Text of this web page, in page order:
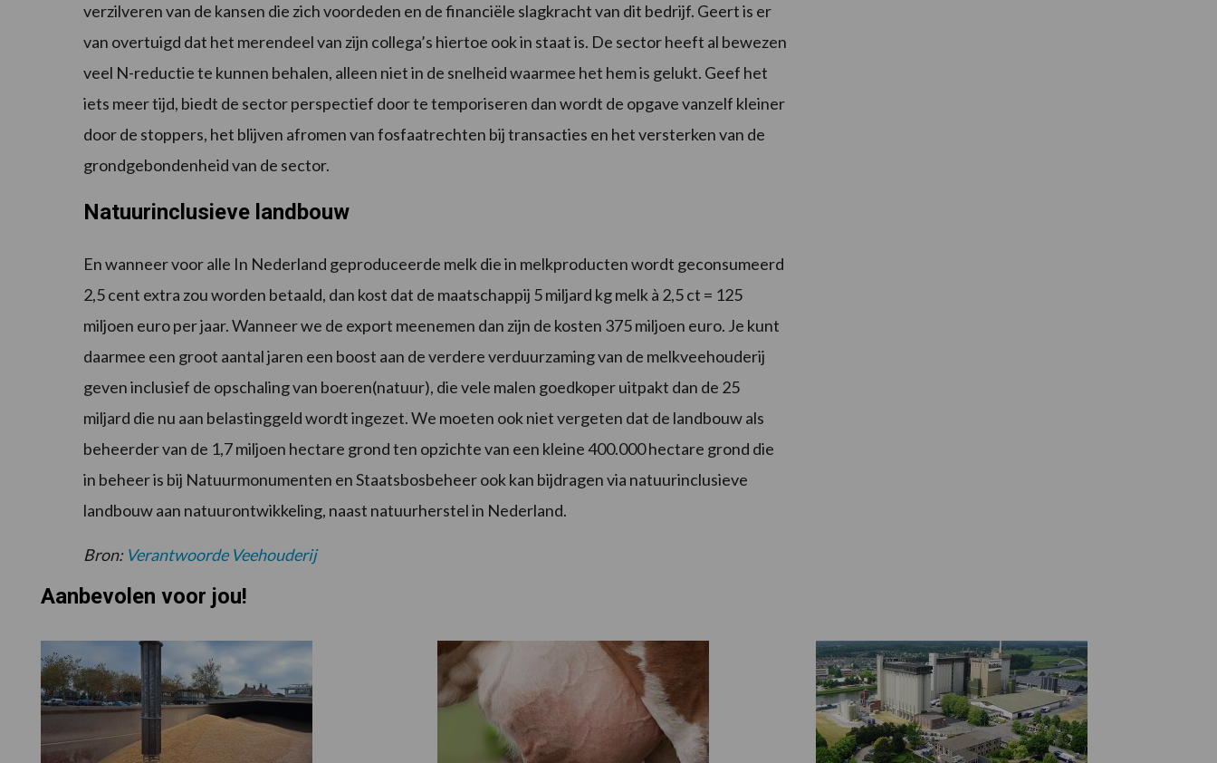
verzilveren van de kansen die zich voordeden en de financiële slagkracht van dit bedrijf. Geert is er
van overtuigd dat het merendeel van zijn collega’s hiertoe ook in staat is. De sector heeft al bewezen
veel N-reductie te kunnen behalen, alleen niet in de snelheid waarmee het hem is gelukt. Geef het
iets meer tijd, biedt de sector perspectief door te temporiseren dan wordt de opgave vanzelf kleiner
door de stoppers, het blijven afromen van fosfaatrechten bij transacties en het versterken van de
grondgebondenheid van de sector.
Natuurinclusieve landbouw
En wanneer voor alle In Nederland geproduceerde melk die in melkproducten wordt geconsumeerd
2,5 cent extra zou worden betaald, dan kost dat de maatschappij 5 miljard kg melk à 2,5 ct = 125
miljoen euro per jaar. Wanneer we de export meenemen dan zijn de kosten 375 miljoen euro. Je kunt
daarmee een groot aantal jaren een boost aan de verdere verduurzaming van de melkveehouderij
geven inclusief de opschaling van boeren(natuur), die vele malen goedkoper uitpakt dan de 25
miljard die nu aan belastinggeld wordt ingezet. We moeten ook niet vergeten dat de landbouw als
beheerder van de 1,7 miljoen hectare grond ten opzichte van een kleine 400.000 hectare grond die
in beheer is bij Natuurmonumenten en Staatsbosbeheer ook kan bijdragen via natuurinclusieve
landbouw aan natuurontwikkeling, naast natuurherstel in Nederland.
Bron: Verantwoorde Veehouderij
Aanbevolen voor jou!